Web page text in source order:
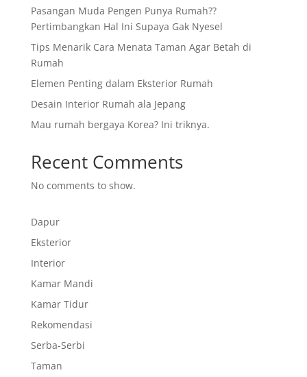
Pasangan Muda Pengen Punya Rumah??
Pertimbangkan Hal Ini Supaya Gak Nyesel
Tips Menarik Cara Menata Taman Agar Betah di
Rumah
Elemen Penting dalam Eksterior Rumah
Desain Interior Rumah ala Jepang
Mau rumah bergaya Korea? Ini triknya.
Recent Comments
No comments to show.
Dapur
Eksterior
Interior
Kamar Mandi
Kamar Tidur
Rekomendasi
Serba-Serbi
Taman